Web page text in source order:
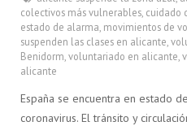
colectivos más vulnerables cuidado
estado de alarma movimientos de
suspenden las clases en alicante
Benidorm voluntariado en alicante
alicante
España se encuentra en estado
coronavirus. El tránsito y